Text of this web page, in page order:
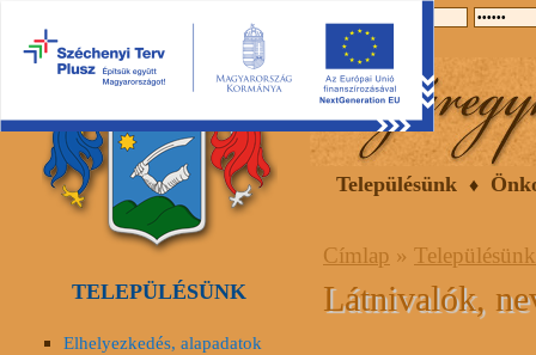
Településünk
Címlap » Településünk
Látnivalók,
TELEPÜLÉSÜNK
Elhelyezkedés, alapadatok